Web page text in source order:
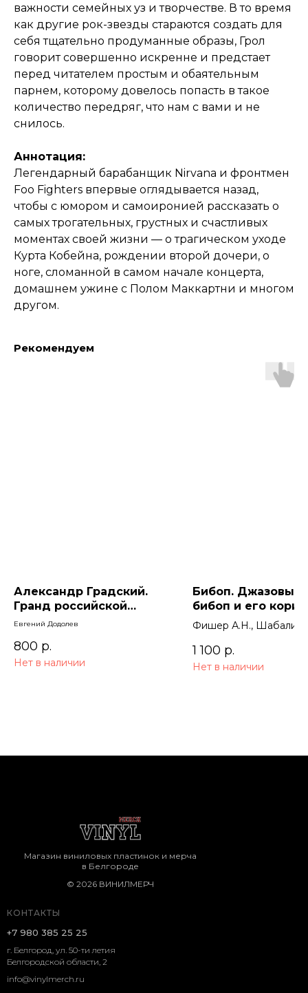
важности семейных уз и творчестве. В то время
как другие рок-звезды стараются создать для
себя тщательно продуманные образы, Грол
говорит совершенно искренне и предстает
перед читателем простым и обаятельным
парнем, которому довелось попасть в такое
количество передряг, что нам с вами и не
снилось.
Аннотация:
Легендарный барабанщик Nirvana и фронтмен
Foo Fighters впервые оглядывается назад,
чтобы с юмором и самоиронией рассказать о
самых трогательных, грустных и счастливых
моментах своей жизни — о трагическом уходе
Курта Кобейна, рождении второй дочери, о
ноге, сломанной в самом начале концерта,
домашнем ужине с Полом Маккартни и многом
другом.
Рекомендуем
Александр Градский.
Гранд российской
музыки
Евгений Додолев
800 р.
Нет в наличии
Бибоп. Джазовый
бибоп и его
Джазовая
период стилевой
модуляции от
бибопу
Фишер А.Н.,
1 100 р.
Нет в наличии
КОНТАКТЫ
г. Белгород, ул. 50-ти летия
Белгородской области, 2
+7 980 385 25 25
Магазин виниловых пластинок и мерча
в Белгороде
© 2026 ВИНИЛМЕРЧ
info@vinylmerch.ru